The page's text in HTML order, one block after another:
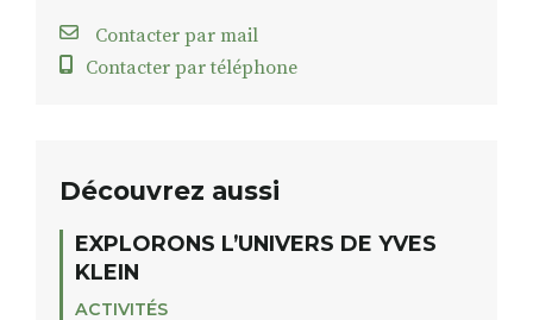
Contacter par mail
Contacter par téléphone
Découvrez aussi
EXPLORONS L’UNIVERS DE YVES
KLEIN
ACTIVITÉS